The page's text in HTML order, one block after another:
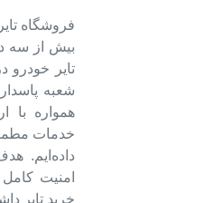
بیش از سه
تایر خودرو
شعبه
همواره با
خدمات
داده‌ایم.
امنیت
خرید تایر